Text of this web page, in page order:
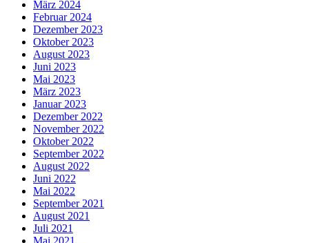
März 2024
Februar 2024
Dezember 2023
Oktober 2023
August 2023
Juni 2023
Mai 2023
März 2023
Januar 2023
Dezember 2022
November 2022
Oktober 2022
September 2022
August 2022
Juni 2022
Mai 2022
September 2021
August 2021
Juli 2021